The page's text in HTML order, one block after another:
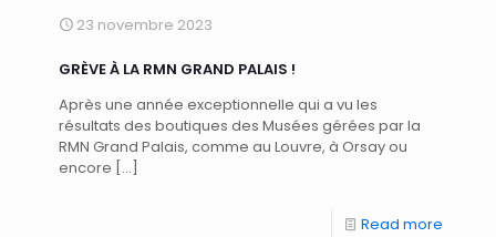
23 novembre 2023
GRÈVE À LA RMN GRAND PALAIS !
Après une année exceptionnelle qui a vu les
résultats des boutiques des Musées gérées par la
RMN Grand Palais, comme au Louvre, à Orsay ou
encore […]
Read more